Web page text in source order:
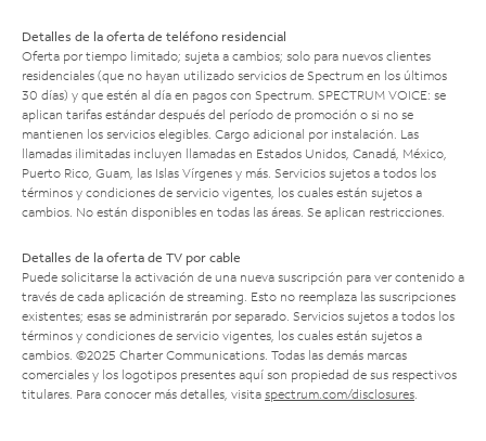
Detalles de la oferta de teléfono residencial
Oferta por tiempo limitado; sujeta a cambios; solo para nuevos clientes
residenciales (que no hayan utilizado servicios de Spectrum en los últimos
30 días) y que estén al día en pagos con Spectrum. SPECTRUM VOICE: se
aplican tarifas estándar después del período de promoción o si no se
mantienen los servicios elegibles. Cargo adicional por instalación. Las
llamadas ilimitadas incluyen llamadas en Estados Unidos, Canadá, México,
Puerto Rico, Guam, las Islas Vírgenes y más. Servicios sujetos a todos los
términos y condiciones de servicio vigentes, los cuales están sujetos a
cambios. No están disponibles en todas las áreas. Se aplican restricciones.
Detalles de la oferta de TV por cable
Puede solicitarse la activación de una nueva suscripción para ver contenido a
través de cada aplicación de streaming. Esto no reemplaza las suscripciones
existentes; esas se administrarán por separado. Servicios sujetos a todos los
términos y condiciones de servicio vigentes, los cuales están sujetos a
cambios. ©2025 Charter Communications. Todas las demás marcas
comerciales y los logotipos presentes aquí son propiedad de sus respectivos
titulares. Para conocer más detalles, visita spectrum.com/disclosures